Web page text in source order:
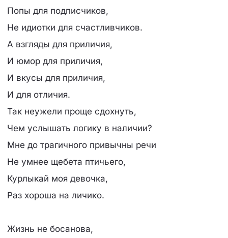
Попы для подписчиков,
Не идиотки для счастливчиков.
А взгляды для приличия,
И юмор для приличия,
И вкусы для приличия,
И для отличия.
Так неужели проще сдохнуть,
Чем услышать логику в наличии?
Мне до трагичного привычны речи
Не умнее щебета птичьего,
Курлыкай моя девочка,
Раз хороша на личико.
Жизнь не босанова,